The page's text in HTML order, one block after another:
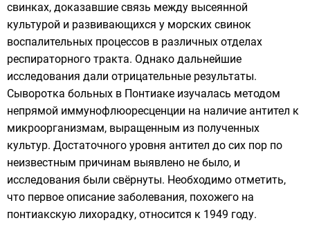
свинках, доказавшие связь между высеянной
культурой и развивающихся у морских свинок
воспалительных процессов в различных отделах
респираторного тракта. Однако дальнейшие
исследования дали отрицательные результаты.
Сыворотка больных в Понтиаке изучалась методом
непрямой иммунофлюоресценции на наличие антител к
микроорганизмам, выращенным из полученных
культур. Достаточного уровня антител до сих пор по
неизвестным причинам выявлено не было, и
исследования были свёрнуты. Необходимо отметить,
что первое описание заболевания, похожего на
понтиакскую лихорадку, относится к 1949 году.